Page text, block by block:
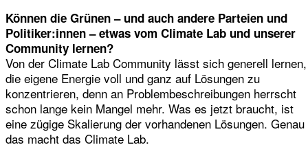
Können die Grünen – und auch andere Parteien und
Politiker:innen – etwas vom Climate Lab und unserer
Community lernen?
Von der Climate Lab Community lässt sich generell lernen,
die eigene Energie voll und ganz auf Lösungen zu
konzentrieren, denn an Problembeschreibungen herrscht
schon lange kein Mangel mehr. Was es jetzt braucht, ist
eine zügige Skalierung der vorhandenen Lösungen. Genau
das macht das Climate Lab.